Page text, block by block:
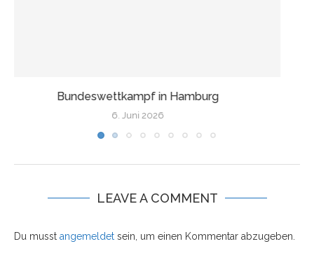
Wir fahren nach Finnland!
17. Mai 2026
LEAVE A COMMENT
Du musst angemeldet sein, um einen Kommentar abzugeben.